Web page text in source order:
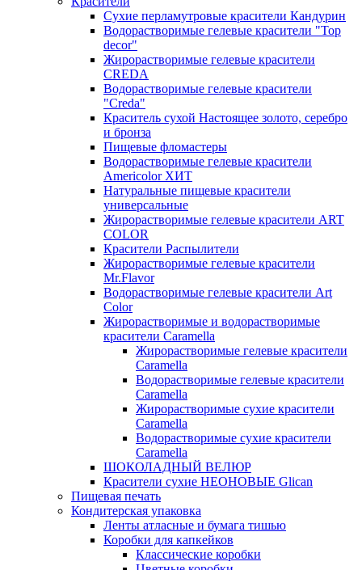
Сухие перламутровые красители Кандурин
Водорастворимые гелевые красители "Top
decor"
Жирорастворимые гелевые красители
CREDA
Водорастворимые гелевые красители
"Creda"
Краситель сухой Настоящее золото, серебро
и бронза
Пищевые фломастеры
Водорастворимые гелевые красители
Americolor ХИТ
Натуральные пищевые красители
универсальные
Жирорастворимые гелевые красители ART
COLOR
Красители Распылители
Жирорастворимые гелевые красители
Mr.Flavor
Водорастворимые гелевые красители Art
Color
Жирорастворимые и водорастворимые
красители Caramella
Жирорастворимые гелевые красители
Caramella
Водорастворимые гелевые красители
Caramella
Жирорастворимые сухие красители
Caramella
Водорастворимые сухие красители
Caramella
ШОКОЛАДНЫЙ ВЕЛЮР
Красители сухие НЕОНОВЫЕ Glican
Пищевая печать
Кондитерская упаковка
Ленты атласные и бумага тишью
Коробки для капкейков
Классические коробки